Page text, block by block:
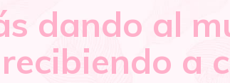
dando al
recibiendo a